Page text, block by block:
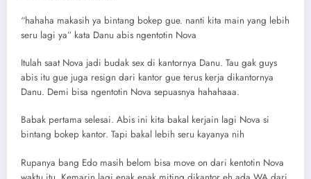
“hahaha makasih ya bintang bokep gue. nanti kita main yang lebih
seru lagi ya” kata Danu abis ngentotin Nova
Itulah saat Nova jadi budak sex di kantornya Danu. Tau gak guys
abis itu gue juga resign dari kantor gue terus kerja dikantornya
Danu. Demi bisa ngentotin Nova sepuasnya hahahaaa.
Babak pertama selesai. Abis ini kita bakal kerjain lagi Nova si
bintang bokep kantor. Tapi bakal lebih seru kayanya nih
Rupanya bang Edo masih belom bisa move on dari kentotin Nova